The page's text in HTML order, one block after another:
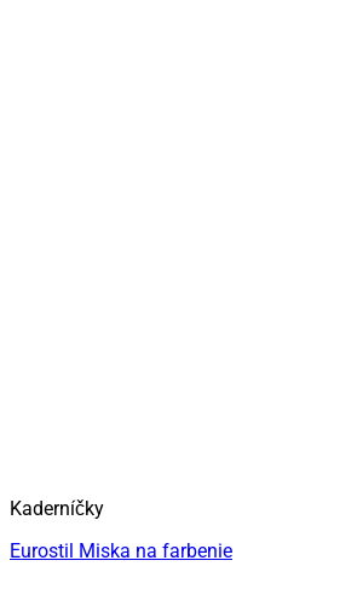
Kaderníčky
Eurostil Miska na farbenie